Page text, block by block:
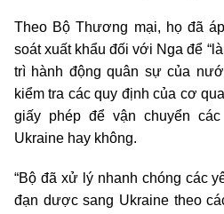
Theo Bộ Thương mại, họ đã
soát xuất khẩu đối với Nga để
trì hành động quân sự của
kiểm tra các quy định của cơ
giấy phép để vận chuyển
Ukraine hay không.
“Bộ đã xử lý nhanh chóng các
đạn dược sang Ukraine theo